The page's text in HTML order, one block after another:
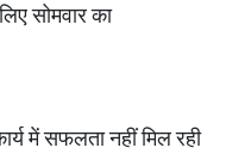
सोमवार का
में सफलता नहीं मिल रही